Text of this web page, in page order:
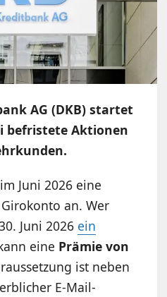
AG (DKB) startet
befristete Aktionen
Juni 2026 eine
an. Wer
Juni 2026 ein
eine Prämie von
ist neben
E-Mail-